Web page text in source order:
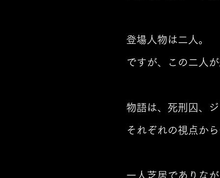
登場人物は二人。
ですが、この二人
物語は、死刑囚、
それぞれの視点か
一人芝居でありな